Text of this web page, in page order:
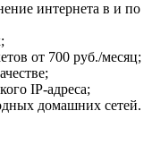
интернета в и по
от 700 руб./месяц;
IP-адреса;
домашних сетей.